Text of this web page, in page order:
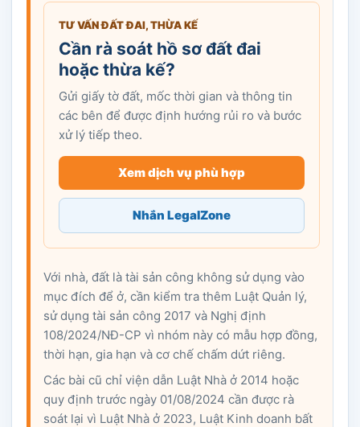
TƯ VẤN ĐẤT ĐAI, THỪA KẾ
Cần rà soát hồ sơ đất đai
hoặc thừa kế?
Gửi giấy tờ đất, mốc thời gian và thông tin
các bên để được định hướng rủi ro và bước
xử lý tiếp theo.
Xem dịch vụ phù hợp
Nhắn LegalZone
Với nhà, đất là tài sản công không sử dụng vào
mục đích để ở, cần kiểm tra thêm Luật Quản lý,
sử dụng tài sản công 2017 và Nghị định
108/2024/NĐ-CP vì nhóm này có mẫu hợp đồng,
thời hạn, gia hạn và cơ chế chấm dứt riêng.
Các bài cũ chỉ viện dẫn Luật Nhà ở 2014 hoặc
quy định trước ngày 01/08/2024 cần được rà
soát lại vì Luật Nhà ở 2023, Luật Kinh doanh bất